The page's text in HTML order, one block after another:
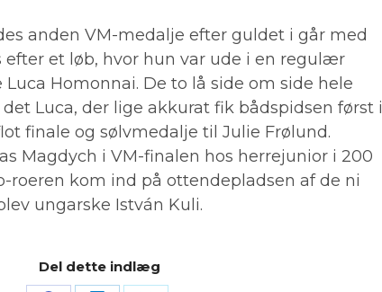
anden VM-medalje efter guldet i går med
et løb, hvor hun var ude i en regulær
Homonnai. De to lå side om side hele
Luca, der lige akkurat fik bådspidsen først i
finale og sølvmedalje til Julie Frølund.
Magdych i VM-finalen hos herrejunior i 200
roeren kom ind på ottendepladsen af de ni
ungarske István Kuli.
Del dette indlæg